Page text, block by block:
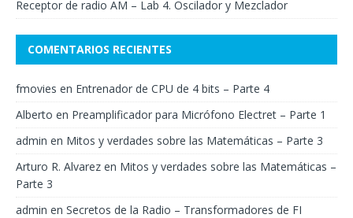
Receptor de radio AM – Lab 4. Oscilador y Mezclador
COMENTARIOS RECIENTES
fmovies en Entrenador de CPU de 4 bits – Parte 4
Alberto en Preamplificador para Micrófono Electret – Parte 1
admin en Mitos y verdades sobre las Matemáticas – Parte 3
Arturo R. Alvarez en Mitos y verdades sobre las Matemáticas –
Parte 3
admin en Secretos de la Radio – Transformadores de FI